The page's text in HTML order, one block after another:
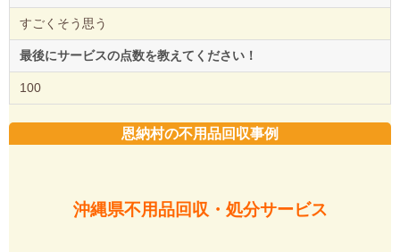
すごくそう思う
最後にサービスの点数を教えてください！
100
恩納村の不用品回収事例
沖縄県不用品回収・処分サービス